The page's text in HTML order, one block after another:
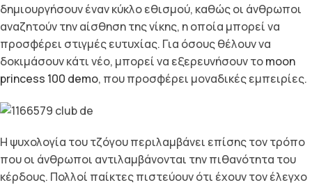
δημιουργήσουν έναν κύκλο εθισμού, καθώς οι άνθρωποι
αναζητούν την αίσθηση της νίκης, η οποία μπορεί να
προσφέρει στιγμές ευτυχίας. Για όσους θέλουν να
δοκιμάσουν κάτι νέο, μπορεί να εξερευνήσουν τοmoon
princess 100 demo, που προσφέρει μοναδικές εμπειρίες.
Η ψυχολογία του τζόγου περιλαμβάνει επίσης τον τρόπο
που οι άνθρωποι αντιλαμβάνονται την πιθανότητα του
κέρδους. Πολλοί παίκτες πιστεύουν ότι έχουν τον έλεγχο